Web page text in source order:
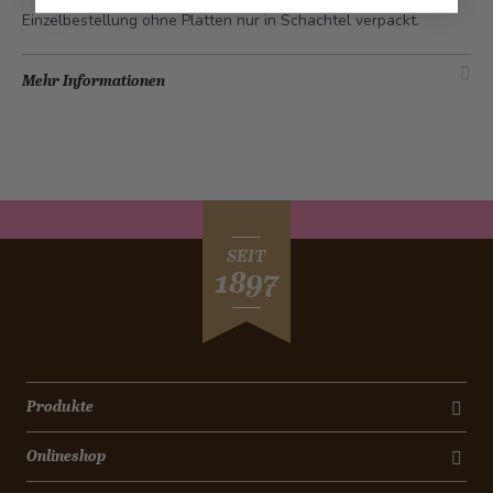
Einzelbestellung ohne Platten nur in Schachtel verpackt.
Mehr Informationen
SEIT
1897
Produkte
Onlineshop